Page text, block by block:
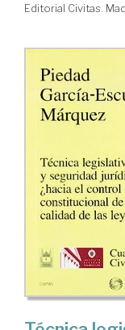
Editorial Civitas.